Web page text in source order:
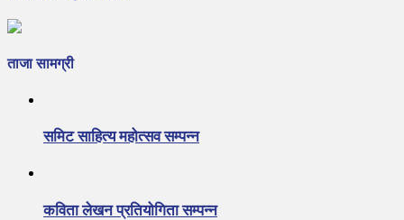
ताजा सामग्री
समिट साहित्य महोत्सव सम्पन्न
कविता लेखन प्रतियोगिता सम्पन्न